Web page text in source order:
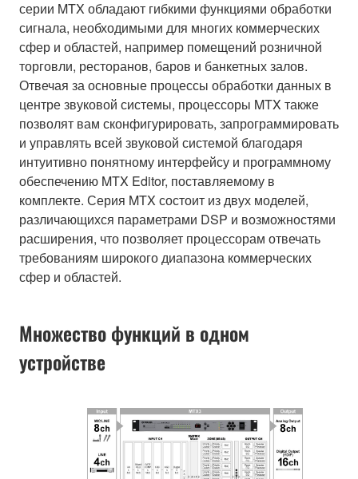
серии MTX обладают гибкими функциями обработки
сигнала, необходимыми для многих коммерческих
сфер и областей, например помещений розничной
торговли, ресторанов, баров и банкетных залов.
Отвечая за основные процессы обработки данных в
центре звуковой системы, процессоры MTX также
позволят вам сконфигурировать, запрограммировать
и управлять всей звуковой системой благодаря
интуитивно понятному интерфейсу и программному
обеспечению MTX Editor, поставляемому в
комплекте. Серия MTX состоит из двух моделей,
различающихся параметрами DSP и возможностями
расширения, что позволяет процессорам отвечать
требованиям широкого диапазона коммерческих
сфер и областей.
Множество функций в одном
устройстве